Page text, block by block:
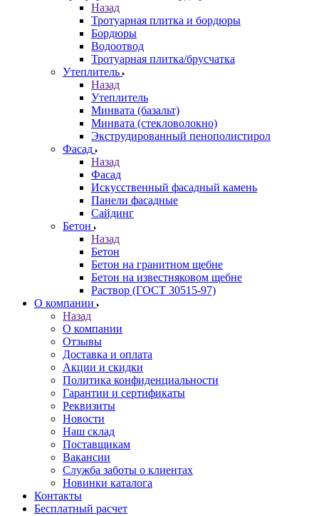
Назад
Тротуарная плитка и бордюры
Бордюры
Водоотвод
Тротуарная плитка/брусчатка
Утеплитель
Назад
Утеплитель
Минвата (базальт)
Минвата (стекловолокно)
Экструдированный пенополистирол
Фасад
Назад
Фасад
Искусственный фасадный камень
Панели фасадные
Сайдинг
Бетон
Назад
Бетон
Бетон на гранитном щебне
Бетон на известняковом щебне
Раствор (ГОСТ 30515-97)
О компании
Назад
О компании
Отзывы
Доставка и оплата
Акции и скидки
Политика конфиденциальности
Гарантии и сертификаты
Реквизиты
Новости
Наш склад
Поставщикам
Вакансии
Служба заботы о клиентах
Новинки каталога
Контакты
Бесплатный расчет